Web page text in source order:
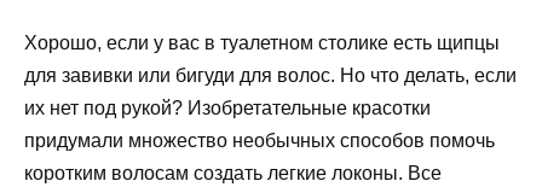
Хорошо, если у вас в туалетном столике есть щипцы
для завивки или бигуди для волос. Но что делать, если
их нет под рукой? Изобретательные красотки
придумали множество необычных способов помочь
коротким волосам создать легкие локоны. Все